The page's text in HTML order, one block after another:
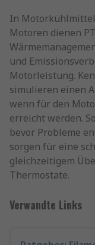
In
Motoren dienen
und
Motorleistung.
simulieren einen
wenn für den
erreicht werden.
bevor Probleme
sorgen für eine
gleichzeitigem
Thermostate.
Verwandte Links